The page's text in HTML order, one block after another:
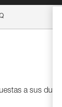
a sus